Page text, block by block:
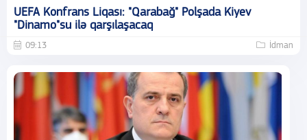
UEFA Konfrans Liqası: "Qarabağ" Polşada Kiyev
"Dinamo"su ilə qarşılaşacaq
09:13 İdman